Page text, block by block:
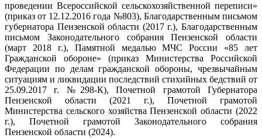
проведении Всероссийской сельскохозяйственной переписи»
(приказ от 12.12.2016 года №803), Благодарственным письмом
губернатора Пензенской области (2017 г.), Благодарственным
письмом Законодательного собрания Пензенской области
(март 2018 г.), Памятной медалью МЧС России «85 лет
Гражданской обороне» (приказ Министерства Российской
Федерации по делам гражданской обороны, чрезвычайным
ситуациям и ликвидации по­следствий стихийных бедствий от
25.09.2017 г. №298-К), Почетной грамотой Губернатора
Пензенской области (2021 г.), Почетной грамотой
Министерства сельского хозяйства Пензенской области (2022
г.), Почетной грамотой Законодательного собрания
Пензенской области (2024).